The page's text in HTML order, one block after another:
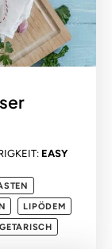
EASY
LIPÖDEM